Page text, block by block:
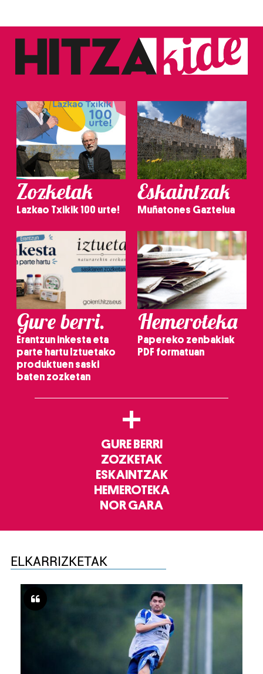
Zozketak
Lazkao Txikik 100 urte!
Eskaintzak
Muñatones Gaztelua
Gure berri.
Erantzun inkesta eta
parte hartu Iztuetako
produktuen saski
baten zozketan
Hemeroteka
Papereko zenbakiak
PDF formatuan
+
GURE BERRI
ZOZKETAK
ESKAINTZAK
HEMEROTEKA
NOR GARA
ELKARRIZKETAK